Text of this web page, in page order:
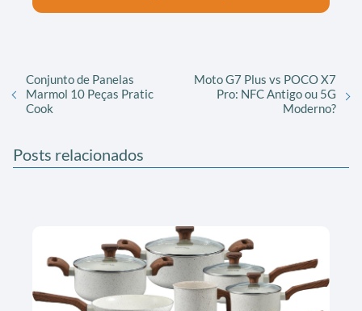
Conjunto de Panelas
Marmol 10 Peças Pratic
Cook
Moto G7 Plus vs POCO X7
Pro: NFC Antigo ou 5G
Moderno?
Posts relacionados